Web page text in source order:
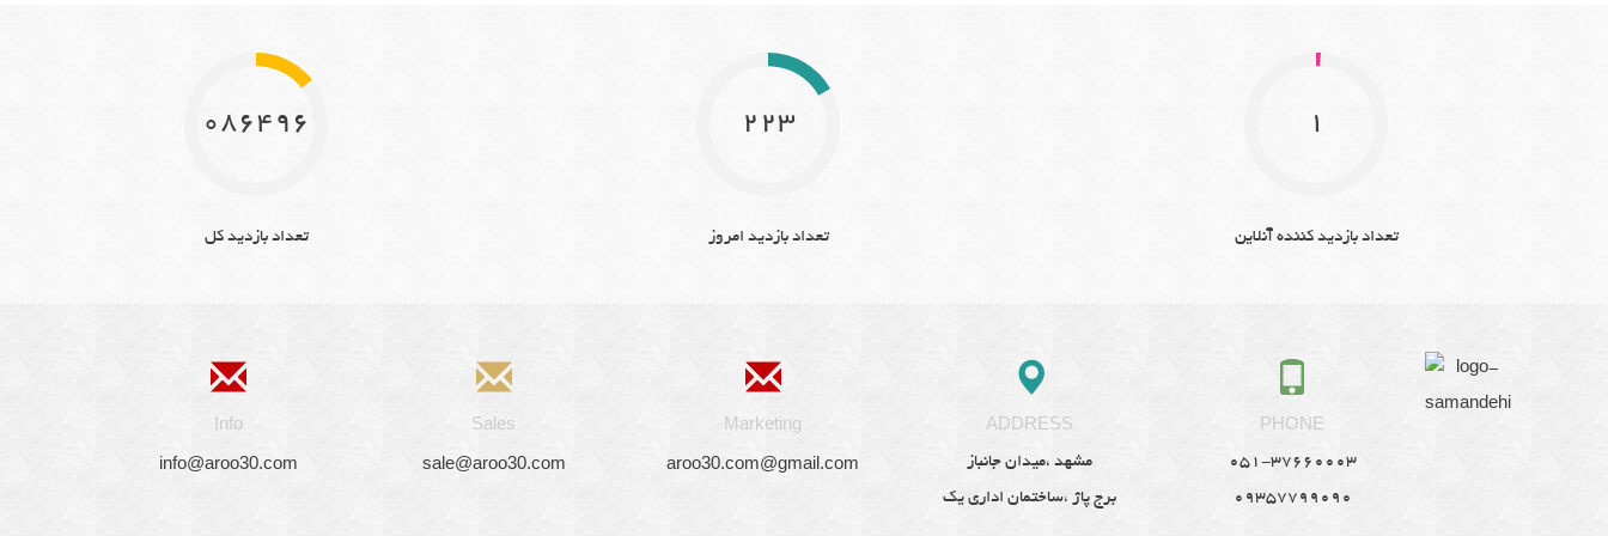
1
تعداد بازدید کننده آنلاین
223
تعداد بازدید امروز
10864962
تعداد بازدید کل
Info
info@aroo30.com
Sales
sale@aroo30.com
Marketing
aroo30.com@gmail.com
ADDRESS
مشهد ،میدان جانباز
برج پاژ ،ساختمان اداری یک
PHONE
051-37660003
09357799090